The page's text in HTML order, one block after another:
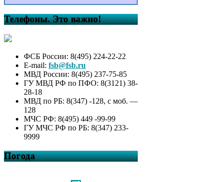
Телефоны. Это важно!
ФСБ России: 8(495) 224-22-22
E-mail: fsb@fsb.ru
МВД России: 8(495) 237-75-85
ГУ МВД РФ по ПФО: 8(3121) 38-
28-18
МВД по РБ: 8(347) -128, с моб. —
128
МЧС РФ: 8(495) 449 -99-99
ГУ МЧС РФ по РБ: 8(347) 233-
9999
Погода